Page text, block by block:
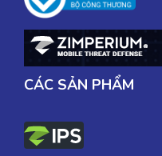
CÁC SẢN PHẨM